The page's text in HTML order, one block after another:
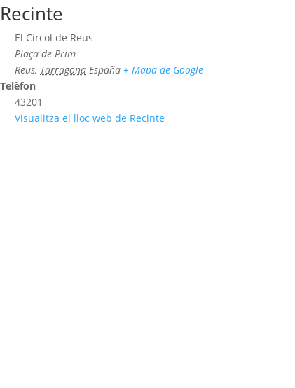
Recinte
El Círcol de Reus
Plaça de Prim
Reus, Tarragona España + Mapa de Google
Telèfon
43201
Visualitza el lloc web de Recinte